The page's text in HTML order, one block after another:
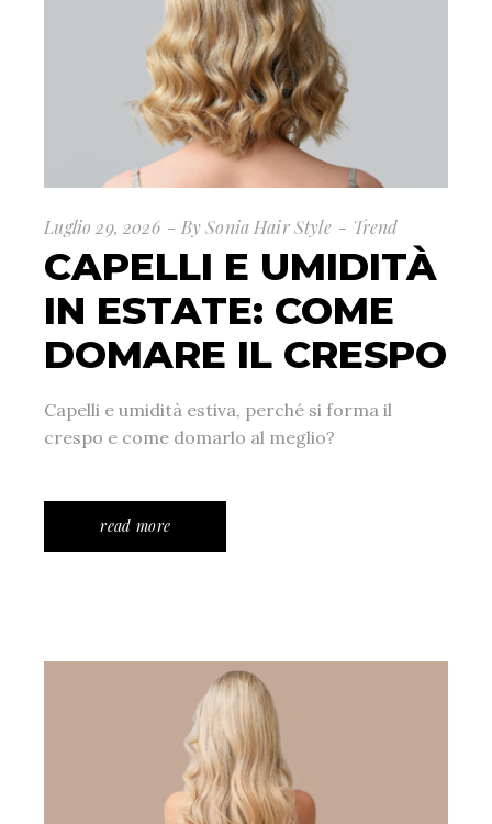
Luglio 29, 2026 By Sonia Hair Style Trend
CAPELLI E UMIDITÀ
IN ESTATE: COME
DOMARE IL CRESPO
Capelli e umidità estiva, perché si forma il
crespo e come domarlo al meglio?
read more